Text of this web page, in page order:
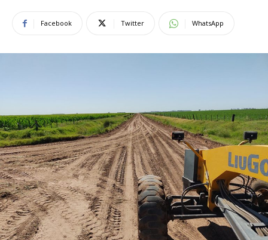
Facebook Twitter WhatsApp